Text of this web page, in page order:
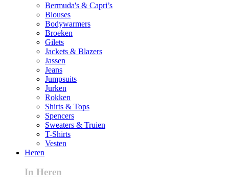
Bermuda's & Capri’s
Blouses
Bodywarmers
Broeken
Gilets
Jackets & Blazers
Jassen
Jeans
Jumpsuits
Jurken
Rokken
Shirts & Tops
Spencers
Sweaters & Truien
T-Shirts
Vesten
Heren
In Heren